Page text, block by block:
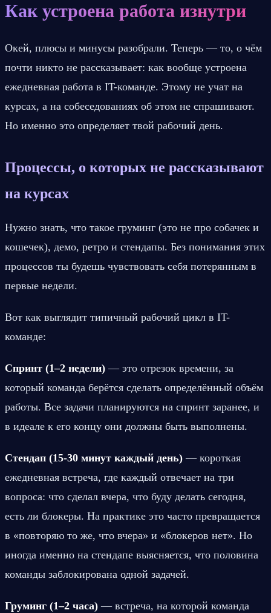
Как устроена работа изнутри
Окей, плюсы и минусы разобрали. Теперь — то, о чём
почти никто не рассказывает: как вообще устроена
ежедневная работа в IT-команде. Этому не учат на
курсах, а на собеседованиях об этом не спрашивают.
Но именно это определяет твой рабочий день.
Процессы, о которых не рассказывают
на курсах
Нужно знать, что такое груминг (это не про собачек и
кошечек), демо, ретро и стендапы. Без понимания этих
процессов ты будешь чувствовать себя потерянным в
первые недели.
Вот как выглядит типичный рабочий цикл в IT-
команде:
Спринт (1–2 недели) — это отрезок времени, за
который команда берётся сделать определённый объём
работы. Все задачи планируются на спринт заранее, и
в идеале к его концу они должны быть выполнены.
Стендап (15-30 минут каждый день) — короткая
ежедневная встреча, где каждый отвечает на три
вопроса: что сделал вчера, что буду делать сегодня,
есть ли блокеры. На практике это часто превращается
в «повторяю то же, что вчера» и «блокеров нет». Но
иногда именно на стендапе выясняется, что половина
команды заблокирована одной задачей.
Груминг (1–2 часа) — встреча, на которой команда